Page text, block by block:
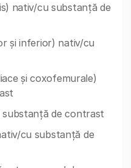
nativ/cu substanță de
și inferior) nativ/cu
și coxofemurale)
substanță de contrast
cu substanță de